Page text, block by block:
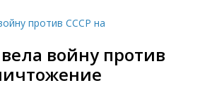
войну против